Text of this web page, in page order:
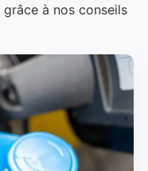
grâce à nos conseils